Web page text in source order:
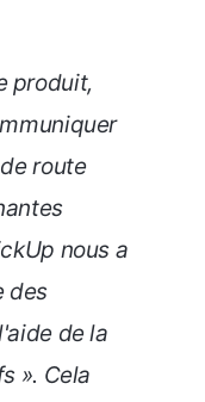
produit,
route
nous a
des
de la
». Cela